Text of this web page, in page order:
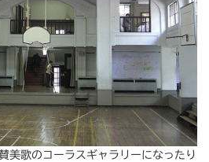
美歌のコーラスギャラリーになったり